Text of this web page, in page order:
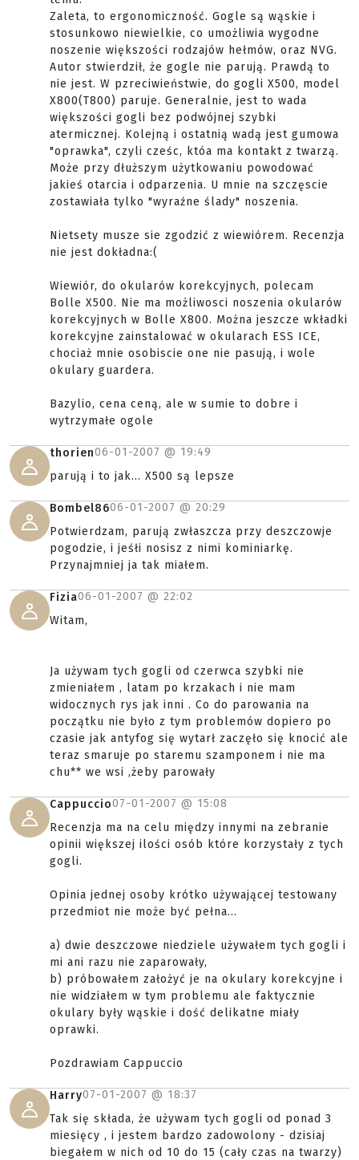
Zaleta, to ergonomiczność. Gogle są wąskie i
stosunkowo niewielkie, co umożliwia wygodne
noszenie większości rodzajów hełmów, oraz NVG.
Autor stwierdził, że gogle nie parują. Prawdą to
nie jest. W pzreciwieństwie, do gogli X500, model
X800(T800) paruje. Generalnie, jest to wada
większości gogli bez podwójnej szybki
atermicznej. Kolejną i ostatnią wadą jest gumowa
"oprawka", czyli cześc, któa ma kontakt z twarzą.
Może przy dłuższym użytkowaniu powodować
jakieś otarcia i odparzenia. U mnie na szczęscie
zostawiała tylko "wyraźne ślady" noszenia.
Nietsety musze sie zgodzić z wiewiórem. Recenzja
nie jest dokładna:(
Wiewiór, do okularów korekcyjnych, polecam
Bolle X500. Nie ma możliwosci noszenia okularów
korekcyjnych w Bolle X800. Można jeszcze wkładki
korekcyjne zainstalować w okularach ESS ICE,
chociaż mnie osobiscie one nie pasują, i wole
okulary guardera.
Bazylio, cena ceną, ale w sumie to dobre i
wytrzymałe ogole
thorien06-01-2007 @ 19:49
parują i to jak... X500 są lepsze
Bombel8606-01-2007 @ 20:29
Potwierdzam, parują zwłaszcza przy deszczowje
pogodzie, i jeśłi nosisz z nimi kominiarkę.
Przynajmniej ja tak miałem.
Fizia06-01-2007 @ 22:02
Witam,
Ja używam tych gogli od czerwca szybki nie
zmieniałem , latam po krzakach i nie mam
widocznych rys jak inni . Co do parowania na
początku nie było z tym problemów dopiero po
czasie jak antyfog się wytarł zaczęło się knocić ale
teraz smaruje po staremu szamponem i nie ma
chu** we wsi ,żeby parowały
Cappuccio07-01-2007 @ 15:08
Recenzja ma na celu między innymi na zebranie
opinii większej ilości osób które korzystały z tych
gogli.
Opinia jednej osoby krótko używającej testowany
przedmiot nie może być pełna...
a) dwie deszczowe niedziele używałem tych gogli i
mi ani razu nie zaparowały,
b) próbowałem założyć je na okulary korekcyjne i
nie widziałem w tym problemu ale faktycznie
okulary były wąskie i dość delikatne miały
oprawki.
Pozdrawiam Cappuccio
Harry07-01-2007 @ 18:37
Tak się składa, że używam tych gogli od ponad 3
miesięcy , i jestem bardzo zadowolony - dzisiaj
biegałem w nich od 10 do 15 (cały czas na twarzy)